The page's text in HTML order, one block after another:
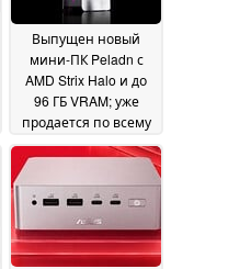
Выпущен новый
мини-ПК Peladn с
AMD Strix Halo и до
96 ГБ VRAM; уже
продается по всему
миру03 June 2026